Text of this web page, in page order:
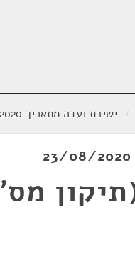
/ ישיבת ועדה מתאריך 23/08/2020
מס'